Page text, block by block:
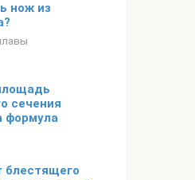
нож из
сечения
формула
блестящего